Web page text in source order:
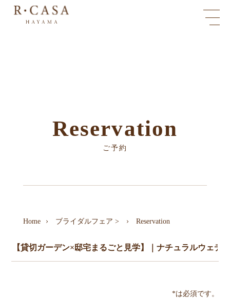
Reservation
ご予約
Home ブライダルフェア > Reservation
*は必須です。